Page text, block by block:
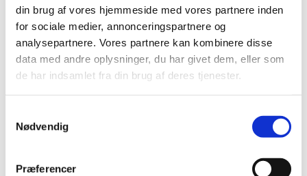
din brug af vores hjemmeside med vores partnere inden
for sociale medier, annonceringspartnere og
analysepartnere. Vores partnere kan kombinere disse
data med andre oplysninger, du har givet dem, eller som
de har indsamlet fra din brug af deres tjenester.
Nødvendig
Præferencer